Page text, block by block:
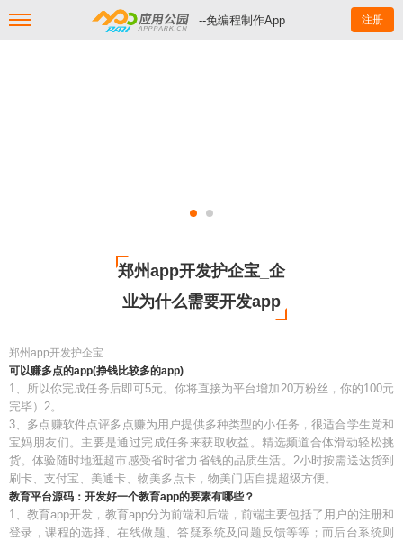
--免编程制作App 注册
郑州app开发护企宝_企
业为什么需要开发app
郑州app开发护企宝
可以赚多点的app(挣钱比较多的app)
1、所以你完成任务后即可5元。你将直接为平台增加20万粉丝，你的100元
完毕）2。
3、多点赚软件点评多点赚为用户提供多种类型的小任务，很适合学生党和
宝妈朋友们。主要是通过完成任务来获取收益。精选频道合体滑动轻松挑
货。体验随时地逛超市感受省时省力省钱的品质生活。2小时按需送达货到
刷卡、支付宝、美通卡、物美多点卡，物美门店自提超级方便。
教育平台源码：开发好一个教育app的要素有哪些？
1、教育app开发，教育app分为前端和后端，前端主要包括了用户的注册和
登录，课程的选择、在线做题、答疑系统及问题反馈等等；而后台系统则